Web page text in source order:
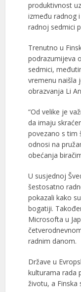
produktivnost
između radnog
radnoj sedmici
Trenutno u
podrazumijeva
sedmici,
vremenu naišla
obrazvanja Li
“Od velike je
da imaju
povezano s tim
odnosi na
obećanja
U susjednoj
šestosatno
pokazali kako
bogatiji.
Microsofta u
radnim danom.
Države u
kulturama rada
životu, a Finska